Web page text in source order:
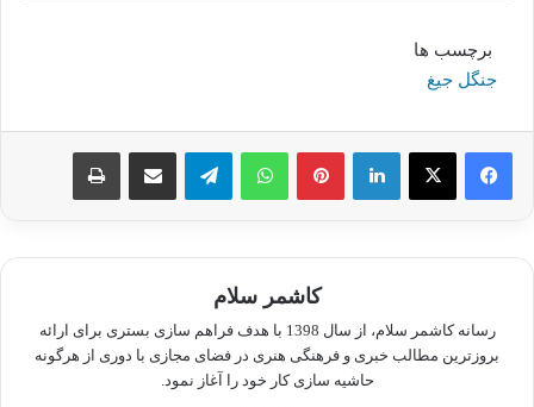
برچسب ها
جنگل جیغ
لینکدین پینترستواتس آپ تلگرام اشتراک گذاری از طریق ایمیل چاپ
کاشمر سلام
رسانه کاشمر سلام، از سال 1398 با هدف فراهم سازی بستری برای ارائه
بروزترین مطالب خبری و فرهنگی هنری در فضای مجازی با دوری از هرگونه
حاشیه سازی کار خود را آغاز نمود.